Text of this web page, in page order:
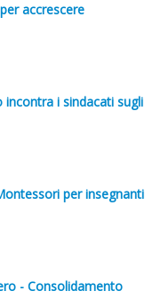
accrescere
i sindacati sugli
per insegnanti
- Consolidamento